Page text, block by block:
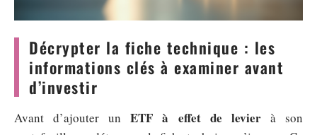
Décrypter la fiche technique : les
informations clés à examiner avant
d’investir
Avant d’ajouter unETF à effet de levierà son